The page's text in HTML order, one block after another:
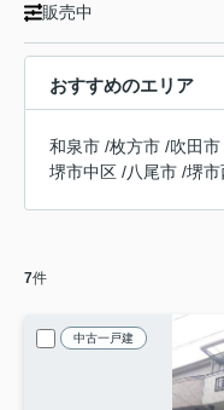
販売中
おすすめのエリア
和泉市 /枚方市 /吹田市
堺市中区 /八尾市 /堺市
7件
中古一戸建